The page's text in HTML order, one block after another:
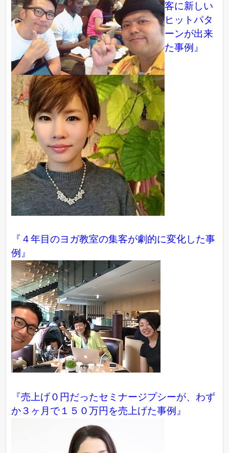
客に新しい
ヒットパタ
ーンが出来
た事例』
『４年目のヨガ教室の集客が劇的に変化した事
例』
『売上げ０円だったセミナージプシーが、わず
か３ヶ月で１５０万円を売上げた事例』